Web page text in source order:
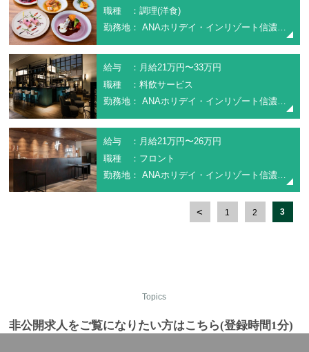
職種 ：調理(洋食)
勤務地： ANAホリデイ・インリゾート信濃大町くろよん
給与 ：月給21万円〜33万円
職種 ：料飲サービス
勤務地： ANAホリデイ・インリゾート信濃大町くろよん
給与 ：月給21万円〜26万円
職種 ：フロント
勤務地： ANAホリデイ・インリゾート信濃大町くろよん
1 2 3
Topics
非公開求人をご覧になりたい方はこちら(登録時間1分)